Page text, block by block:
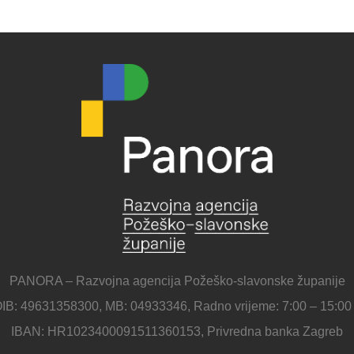
PANORA – Razvojna agencija Požeško-slavonske županije
49631358300, MB: 04933346, Radno vrijeme: 7:00 – 15:00
IBAN: HR1023400091511360153, Privredna banka Zagreb